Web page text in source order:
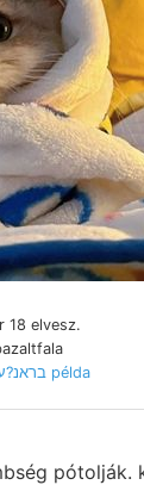
18 elvesz.
LoRÁND בראנ?ע példa
pótolják.